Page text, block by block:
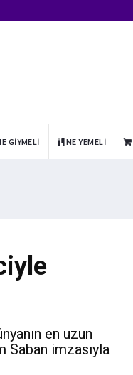
GIYMELI NE YEMELI
en uzun
Saban imzasıyla